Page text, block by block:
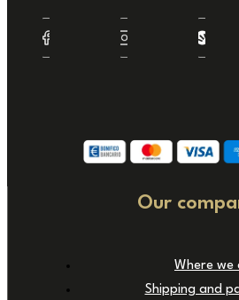
Our
Where we
Shipping and